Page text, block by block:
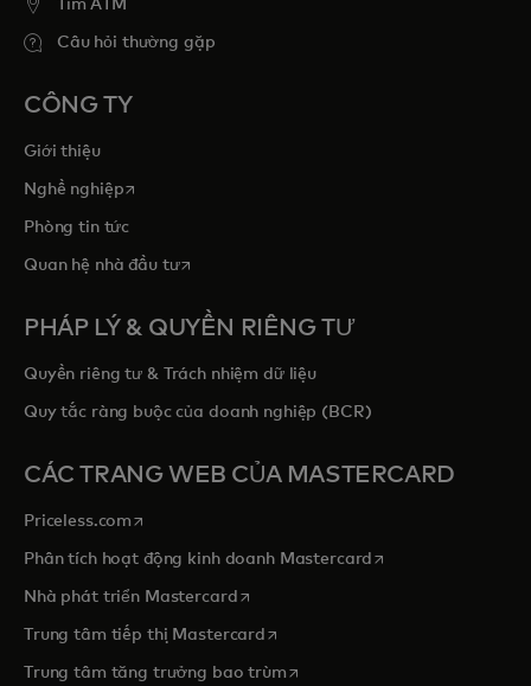
Tim ATM
Câu hỏi thường gặp
CÔNG TY
Giới thiệu
Nghề nghiệpopens in a new tab
Phòng tin tức
Quan hệ nhà đầu tưopens in a new tab
PHÁP LÝ & QUYỀN RIÊNG TƯ
Quyền riêng tư & Trách nhiệm dữ liệu
Quy tắc ràng buộc của doanh nghiệp (BCR)
CÁC TRANG WEB CỦA MASTERCARD
Priceless.com opens in a new tab
Phân tích hoạt động kinh doanh Mastercard opens in a new tab
Nhà phát triển Mastercardopens in a new tab
Trung tâm tiếp thị Mastercardopens in a new tab
Trung tâm tăng trưởng bao trùmopens in a new tab